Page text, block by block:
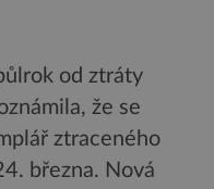
od ztráty
že se
ztraceného
března. Nová